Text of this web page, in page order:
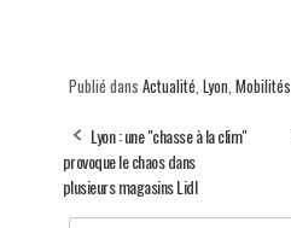
Publié dans Actualité Lyon Mobilités
Lyon : une "chasse à la clim"
provoque le chaos dans
plusieurs magasins Lidl